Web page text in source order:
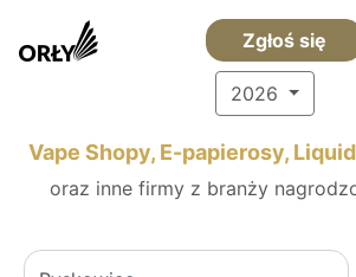
Zgłoś się
2026
Vape Shopy, E-papierosy,
oraz inne firmy z branży